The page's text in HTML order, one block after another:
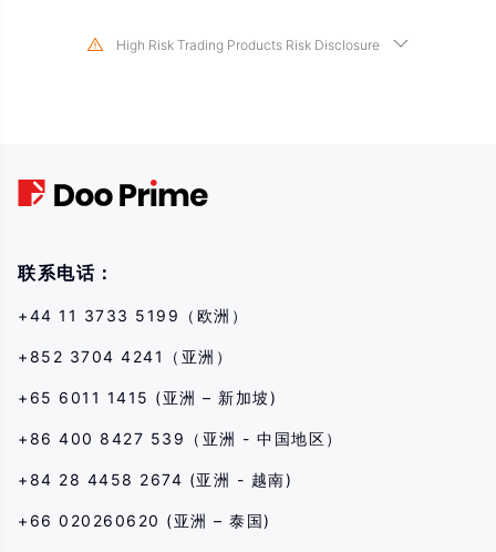
High Risk Trading Products Risk Disclosure
performance. Please make sure you read and fully understand the trading
联系电话：
+44 11 3733 5199（欧洲）
+852 3704 4241（亚洲）
+65 6011 1415 (亚洲 – 新加坡)
+86 400 8427 539（亚洲 - 中国地区）
+84 28 4458 2674 (亚洲 - 越南)
+66 020260620 (亚洲 – 泰国)